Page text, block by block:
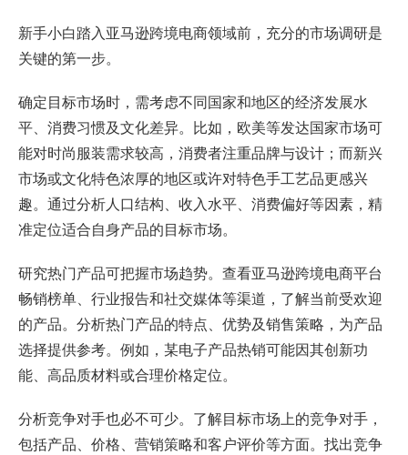
新手小白踏入亚马逊跨境电商领域前，充分的市场调研是
关键的第一步。
确定目标市场时，需考虑不同国家和地区的经济发展水
平、消费习惯及文化差异。比如，欧美等发达国家市场可
能对时尚服装需求较高，消费者注重品牌与设计；而新兴
市场或文化特色浓厚的地区或许对特色手工艺品更感兴
趣。通过分析人口结构、收入水平、消费偏好等因素，精
准定位适合自身产品的目标市场。
研究热门产品可把握市场趋势。查看亚马逊跨境电商平台
畅销榜单、行业报告和社交媒体等渠道，了解当前受欢迎
的产品。分析热门产品的特点、优势及销售策略，为产品
选择提供参考。例如，某电子产品热销可能因其创新功
能、高品质材料或合理价格定位。
分析竞争对手也必不可少。了解目标市场上的竞争对手，
包括产品、价格、营销策略和客户评价等方面。找出竞争